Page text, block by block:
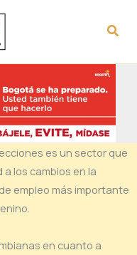
es un sector que
los cambios en la
empleo más importante
en cuanto a